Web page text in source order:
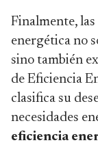
Finalmente,
energética no
sino también
de Eficiencia
clasifica su
necesidades
eficiencia